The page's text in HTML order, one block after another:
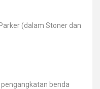
(dalam Stoner dan
benda